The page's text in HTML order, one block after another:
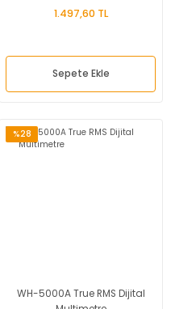
1.497,60 TL
Sepete Ekle
%28
WH-5000A True RMS Dijital